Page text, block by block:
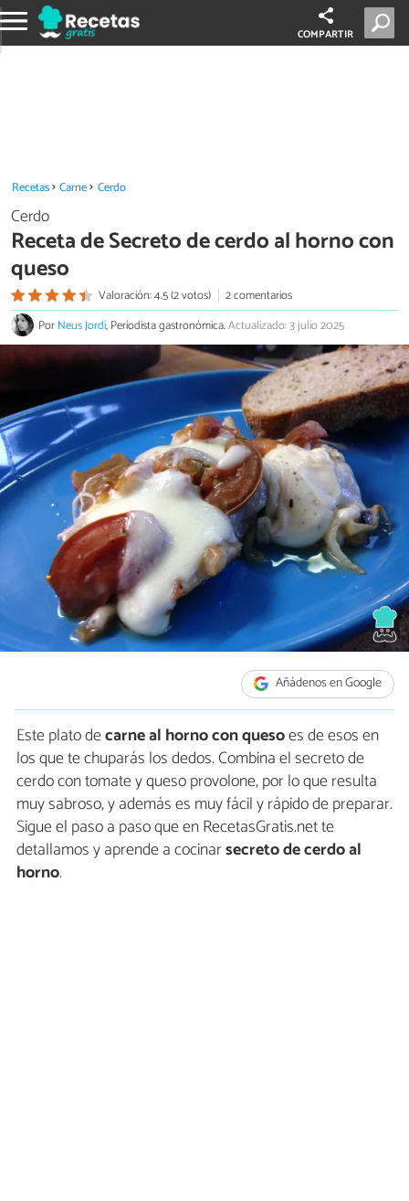
COMPARTIR
Recetas Carne Cerdo
Cerdo
Receta de Secreto de cerdo al horno con
queso
Valoración: 4.5 (2 votos)
2 comentarios
PorNeus Jordi, Periodista gastronómica.Actualizado: 3 julio 2025
Añádenos en Google
Este plato decarne al horno con quesoes de esos en
los que te chuparás los dedos. Combina el secreto de
cerdo con tomate y queso provolone, por lo que resulta
muy sabroso, y además es muy fácil y rápido de preparar.
Sigue el paso a paso que en RecetasGratis.net te
detallamos y aprende a cocinarsecreto de cerdo al
horno.